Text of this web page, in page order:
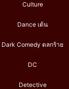
Culture
Dance เต้น
Dark Comedy ตลกร้าย
DC
Detective